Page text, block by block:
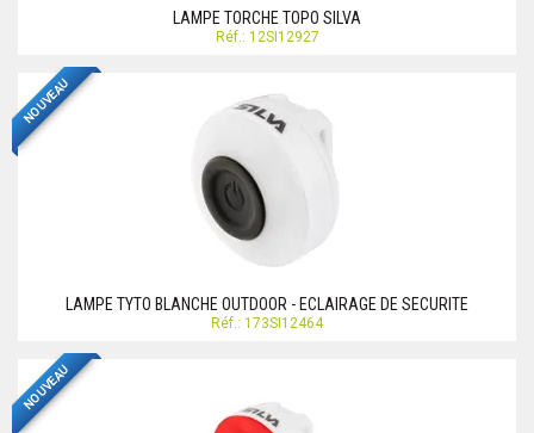
LAMPE TORCHE TOPO SILVA
Réf.: 12SI12927
NOUVEAU
LAMPE TYTO BLANCHE OUTDOOR - ECLAIRAGE DE SECURITE
Réf.: 173SI12464
NOUVEAU